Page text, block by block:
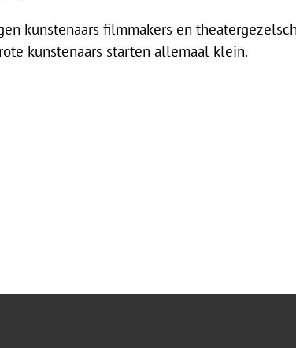
kunstenaars filmmakers en
kunstenaars starten allemaal klein.